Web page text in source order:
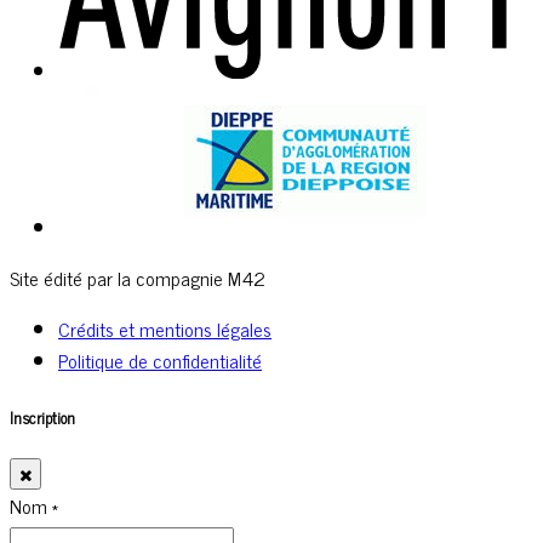
Site édité par la compagnie M42
Crédits et mentions légales
Politique de confidentialité
Inscription
Nom*